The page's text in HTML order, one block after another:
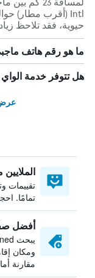
حيوية، فقد تلاحظ
ما هو رقم هاتف
هل تتوفر خدمة
عرض
تقييمات
تمامًا.
أفضل
ومكان
مقارنة